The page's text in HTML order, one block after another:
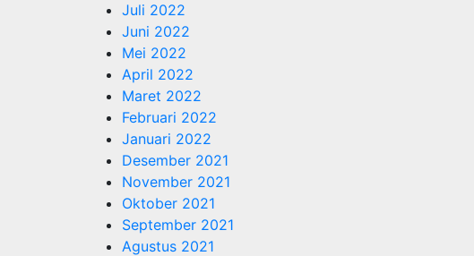
Juli 2022
Juni 2022
Mei 2022
April 2022
Maret 2022
Februari 2022
Januari 2022
Desember 2021
November 2021
Oktober 2021
September 2021
Agustus 2021